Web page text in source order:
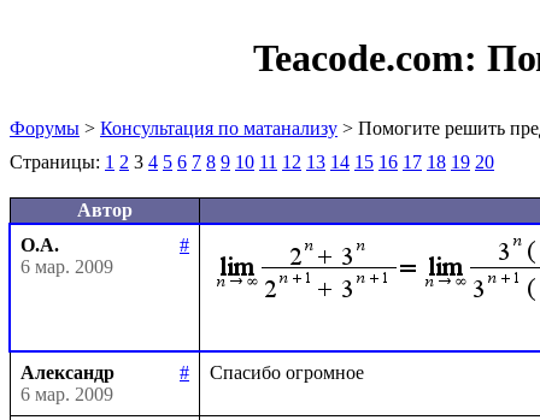
Teacode.com:
Форумы > Консультация по матанализу > Помогите решить
Страницы: 1 2 3 4 5 6 7 8 9 10 11 12 13 14 15 16 17 18 19 20
Автор
О.А.
#
6 мар. 2009
Александр
#
6 мар. 2009